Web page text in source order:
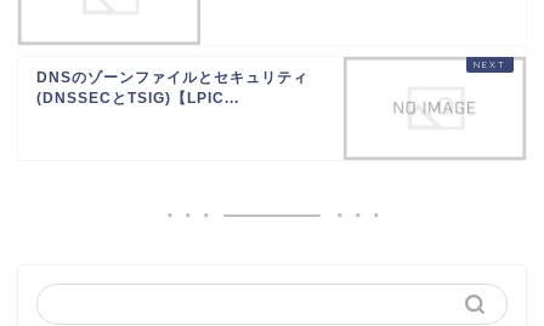
DNSのゾーンファイルとセキュリティ
(DNSSECとTSIG)【LPIC...